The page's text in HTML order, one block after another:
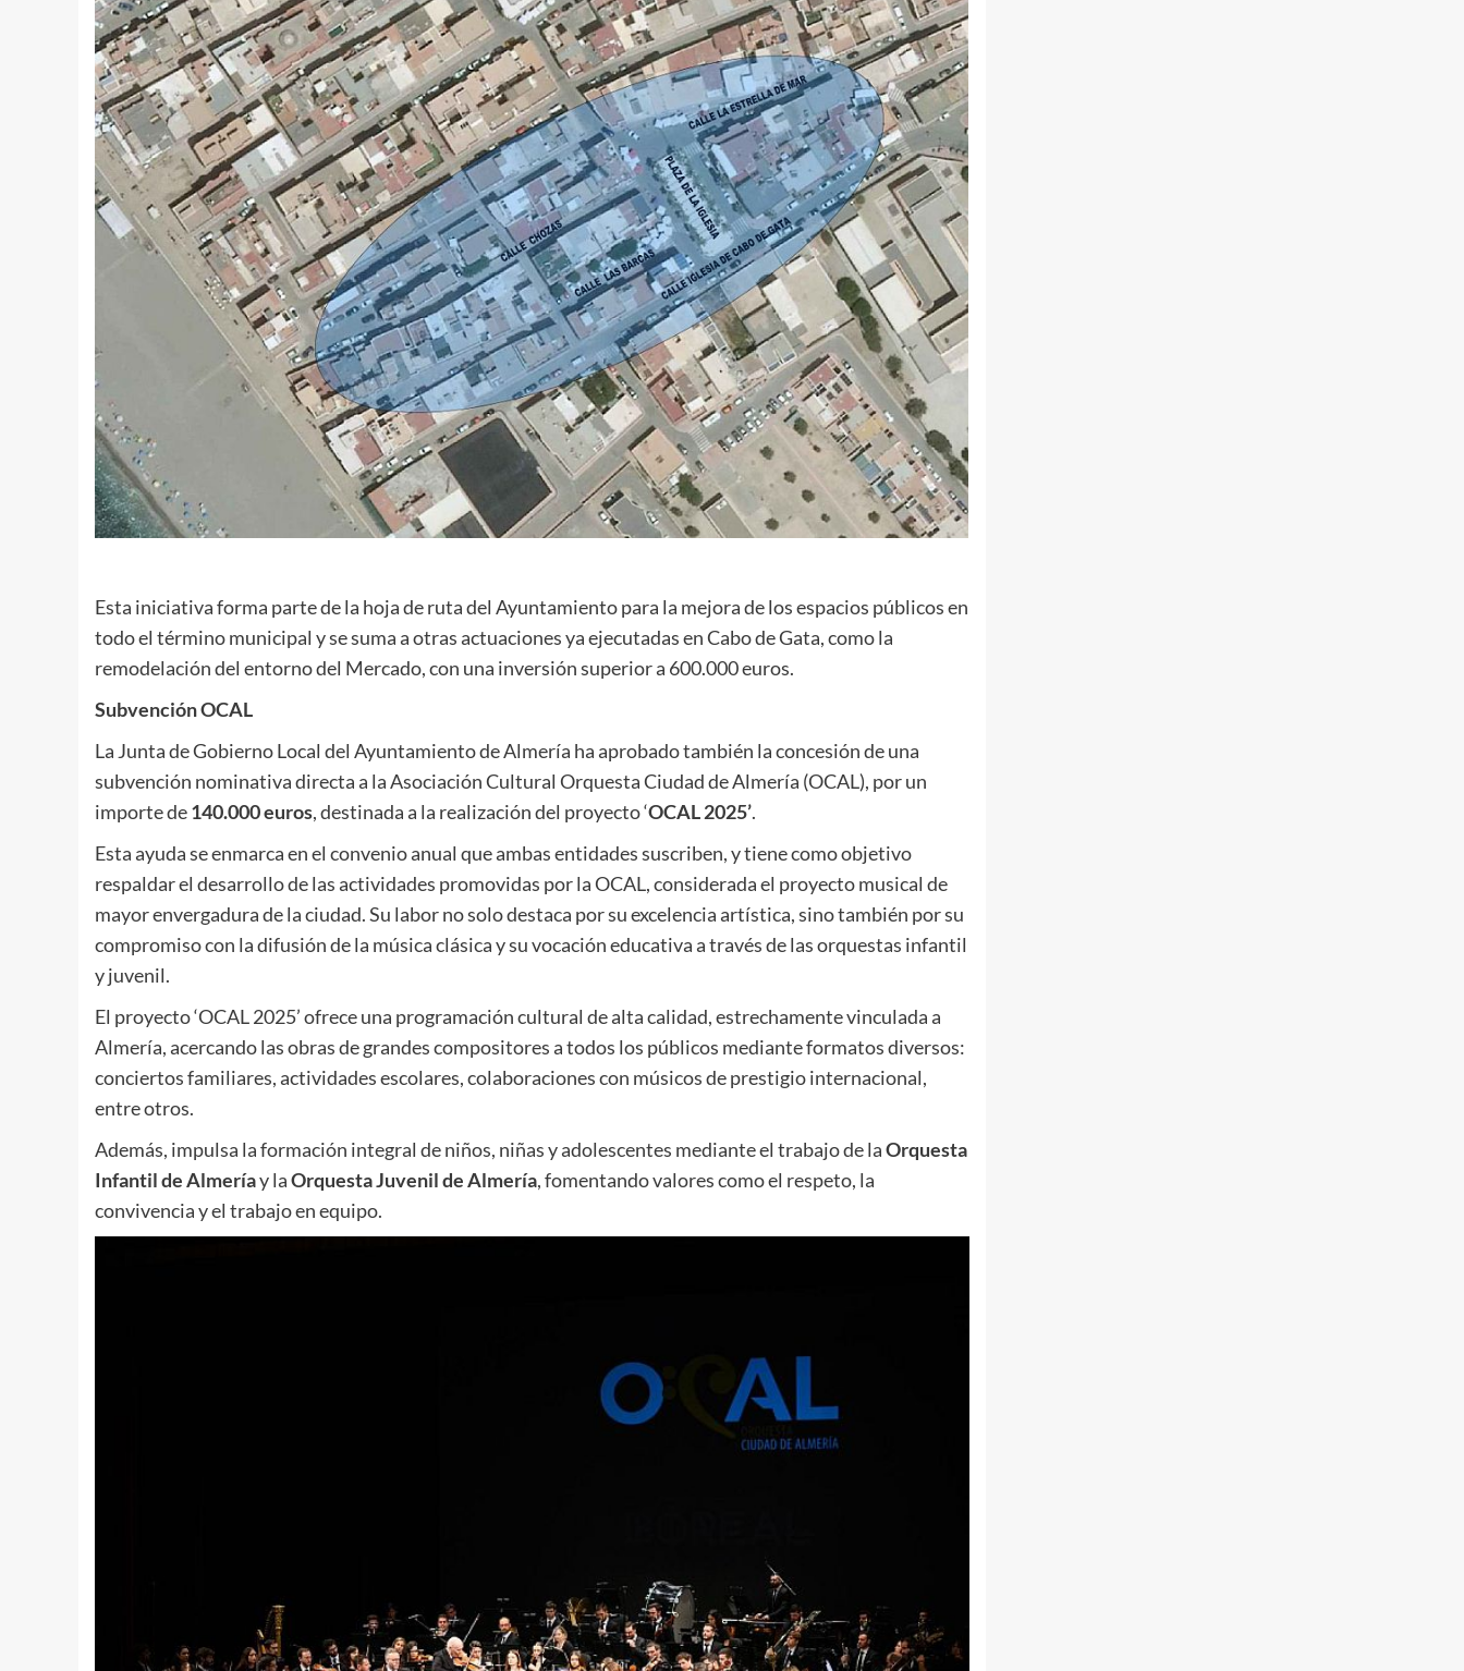
Esta iniciativa forma parte de la hoja de ruta del Ayuntamiento para la mejora de los espacios públicos en
todo el término municipal y se suma a otras actuaciones ya ejecutadas en Cabo de Gata, como la
remodelación del entorno del Mercado, con una inversión superior a 600.000 euros.
Subvención OCAL
La Junta de Gobierno Local del Ayuntamiento de Almería ha aprobado también la concesión de una
subvención nominativa directa a la Asociación Cultural Orquesta Ciudad de Almería (OCAL), por un
importe de140.000 euros, destinada a la realización del proyecto ‘OCAL 2025’.
Esta ayuda se enmarca en el convenio anual que ambas entidades suscriben, y tiene como objetivo
respaldar el desarrollo de las actividades promovidas por la OCAL, considerada el proyecto musical de
mayor envergadura de la ciudad. Su labor no solo destaca por su excelencia artística, sino también por su
compromiso con la difusión de la música clásica y su vocación educativa a través de las orquestas infantil
y juvenil.
El proyecto ‘OCAL 2025’ ofrece una programación cultural de alta calidad, estrechamente vinculada a
Almería, acercando las obras de grandes compositores a todos los públicos mediante formatos diversos:
conciertos familiares, actividades escolares, colaboraciones con músicos de prestigio internacional,
entre otros.
Además, impulsa la formación integral de niños, niñas y adolescentes mediante el trabajo de laOrquesta
Infantil de Almeríay laOrquesta Juvenil de Almería, fomentando valores como el respeto, la
convivencia y el trabajo en equipo.